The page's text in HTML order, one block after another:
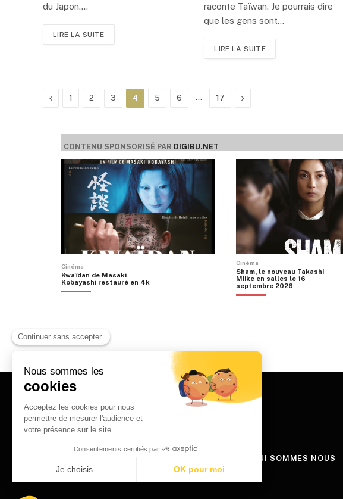
du Japon.…
LIRE LA SUITE
raconte Taïwan. Je pourrais dire
que les gens sont…
LIRE LA SUITE
Précédent
1 2 3 4 5 6 … 17 Suivant
CONTENU SPONSORISÉ PAR DIGIBU.NET
Cinéma
Kwaïdan de Masaki
Kobayashi restauré en 4k
Cinéma
Sham, le nouveau Takashi
Miike en salles le 16
septembre 2026
QUI SOMMES NOUS